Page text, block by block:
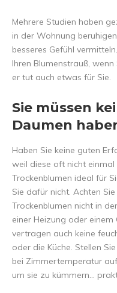
Mehrere Studien haben
in der Wohnung
besseres Gefühl
Ihren Blumenstrauß,
er tut auch etwas für Sie.
Sie müssen
Daumen
Haben Sie keine guten
weil diese oft nicht einmal
Trockenblumen ideal für
Sie dafür nicht. Achten
Trockenblumen nicht in
einer Heizung oder einem
vertragen auch keine
oder die Küche. Stellen
bei Zimmertemperatur
um sie zu kümmern...